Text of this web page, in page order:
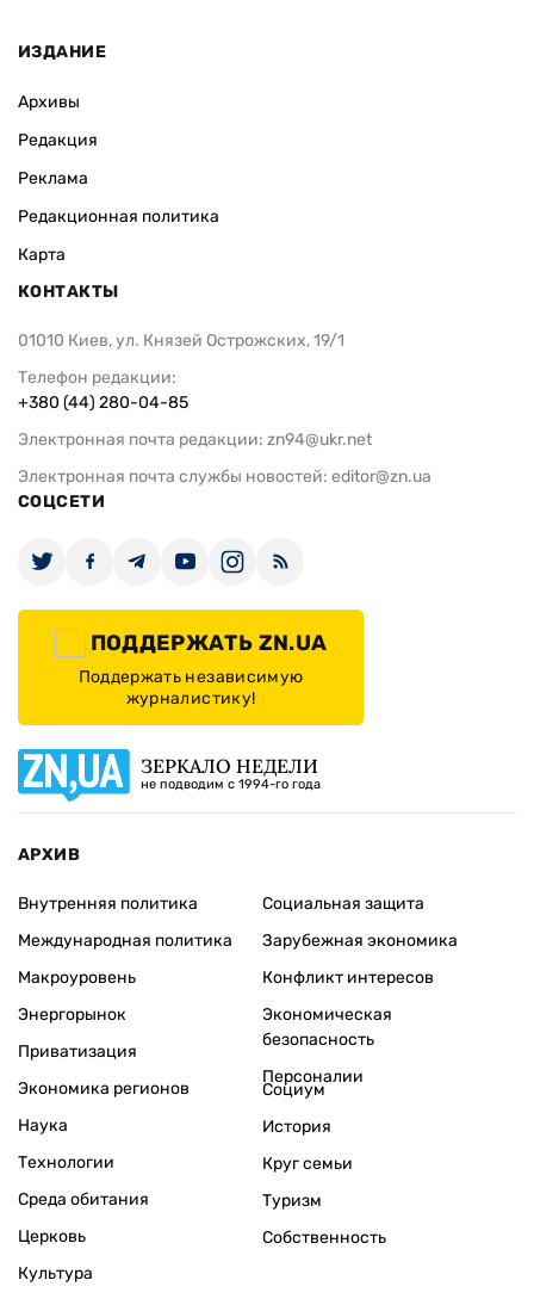
ИЗДАНИЕ
Архивы
Редакция
Реклама
Редакционная политика
Карта
КОНТАКТЫ
01010 Киев, ул. Князей Острожских, 19/1
Телефон редакции:
+380 (44) 280-04-85
Электронная почта редакции: zn94@ukr.net
Электронная почта службы новостей: editor@zn.ua
СОЦСЕТИ
ПОДДЕРЖАТЬ ZN.UA
Поддержать независимую
журналистику!
ЗЕРКАЛО НЕДЕЛИ
не подводим с 1994-го года
АРХИВ
Внутренняя политика
Международная политика
Макроуровень
Энергорынок
Приватизация
Экономика регионов
Социальная защита
Зарубежная экономика
Конфликт интересов
Экономическая
безопасность
Персоналии
Наука
Технологии
Среда обитания
Церковь
Культура
Социум
История
Круг семьи
Туризм
Собственность